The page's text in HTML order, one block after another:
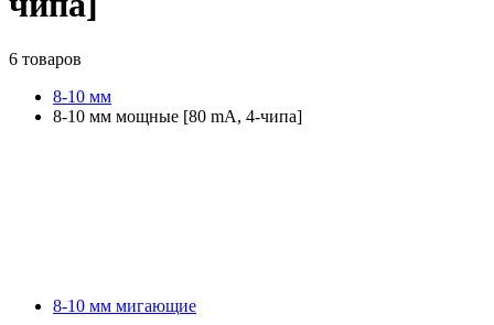
6 товаров
8-10 мм
8-10 мм мощные [80 mA, 4-чипа]
8-10 мм мигающие